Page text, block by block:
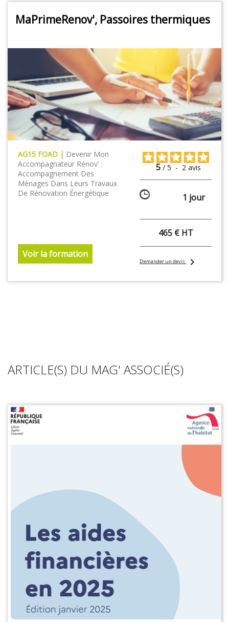
MaPrimeRenov', Passoires thermiques
AG15 FOAD | Devenir Mon
Accompagnateur Rénov' :
Accompagnement Des
Ménages Dans Leurs Travaux
De Rénovation Énergétique
Voir la formation
5 / 5 - 2 avis
1 jour
465 € HT
Demander un devischevron_right
ARTICLE(S) DU MAG' ASSOCIÉ(S)